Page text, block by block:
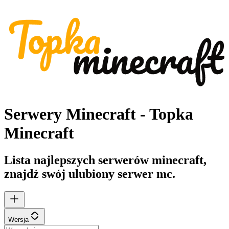
Serwery Minecraft - Topka
Minecraft
Lista najlepszych serwerów minecraft,
znajdź swój ulubiony serwer mc.
Wersja